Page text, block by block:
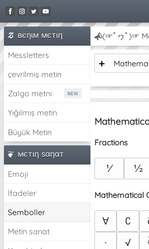
вєηιм мєтιη
Messletters
çevrilmiş metin
Zalgo metni
Yığılmış metin
Büyük Metin
мєтιη ѕαηαт
Emoji
İfadeler
Semboller
Metin sanat
(☞ﾟヮﾟ)☞
➕
Fractions
⅟ ½
Mathematical
∀ ∁
∙
√